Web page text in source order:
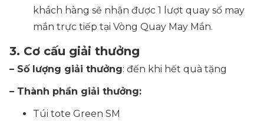
khách hàng sẽ nhận được 1 lượt quay số may
mắn trực tiếp tại Vòng Quay May Mắn.
3. Cơ cấu giải thưởng
– Số lượng giải thưởng: đến khi hết quà tặng
– Thành phần giải thưởng:
Túi tote Green SM